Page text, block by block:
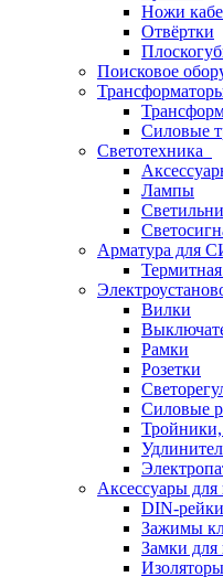
Ножи
Отвёртки
Поисковое
Силовые
Светотехника
Лампы
Арматура для
Термитная
Вилки
Рамки
Розетки
Силовые
Тройники,
Аксессуары
DIN-рейки
Зажимы
Замки для